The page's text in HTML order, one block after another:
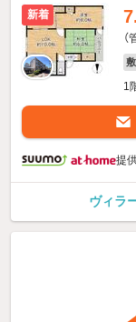
新着
敷
1
提
ヴィラ